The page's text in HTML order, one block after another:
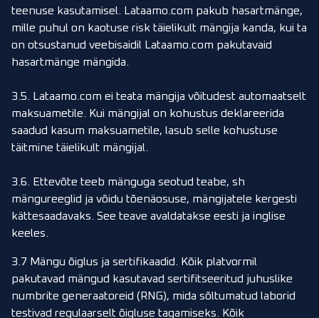
teenuse kasutamisel. Lataamo.com pakub hasartmänge,
mille puhul on kaotuse risk täielikult mängija kanda, kui ta
on otsustanud veebisaidil Lataamo.com pakutavaid
hasartmänge mängida.
3.5. Lataamo.com ei teata mängija võitudest automaatselt
maksuametile. Kui mängijal on kohustus deklareerida
saadud kasum maksuametile, lasub selle kohustuse
täitmine täielikult mängijal.
3.6. Ettevõte teeb mänguga seotud teabe, sh
mängureeglid ja võidu tõenäosuse, mängijatele kergesti
kättesaadavaks. See teave avaldatakse eesti ja inglise
keeles.
3.7 Mängu õiglus ja sertifikaadid. Kõik platvormil
pakutavad mängud kasutavad sertifitseeritud juhuslike
numbrite generaatoreid (RNG), mida sõltumatud laborid
testivad regulaarselt õigluse tagamiseks. Kõik